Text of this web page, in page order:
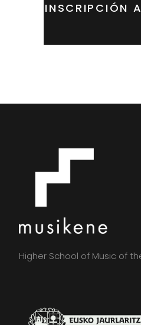
INSCRIPCIÓN
Higher School of Music of